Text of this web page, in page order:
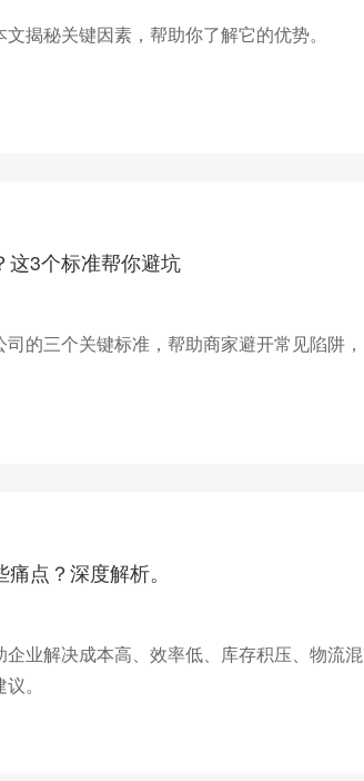
揭秘关键因素，帮助你了解它的优势。
这3个标准帮你避坑
的三个关键标准，帮助商家避开常见陷阱，
点？深度解析。
业解决成本高、效率低、库存积压、物流混
。